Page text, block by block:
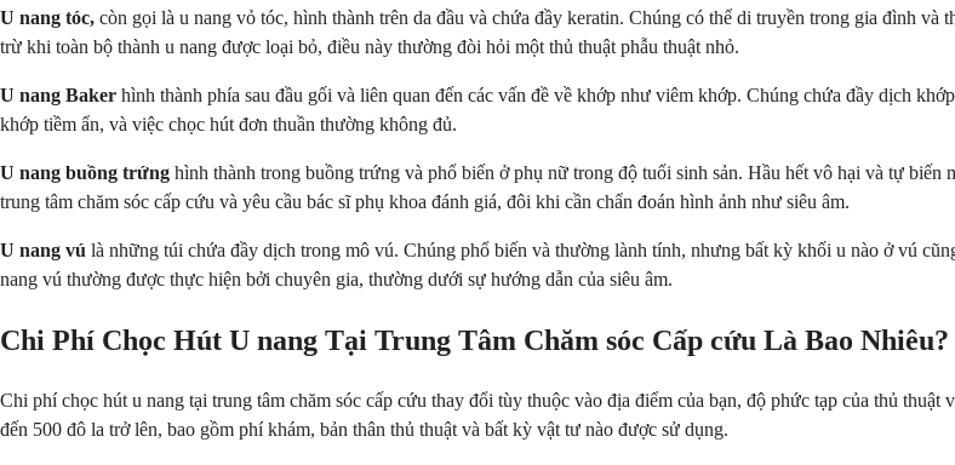
U nang tóc, còn gọi là u nang vỏ tóc, hình thành trên da đầu và chứa đầy keratin. Chúng có thể di truyền trong gia đình
trừ khi toàn bộ thành u nang được loại bỏ, điều này thường đòi hỏi một thủ thuật phẫu thuật nhỏ.
U nang Baker hình thành phía sau đầu gối và liên quan đến các vấn đề về khớp như viêm khớp. Chúng chứa đầy dịch
khớp tiềm ẩn, và việc chọc hút đơn thuần thường không đủ.
U nang buồng trứng hình thành trong buồng trứng và phổ biến ở phụ nữ trong độ tuổi sinh sản. Hầu hết vô hại và tự
trung tâm chăm sóc cấp cứu và yêu cầu bác sĩ phụ khoa đánh giá, đôi khi cần chẩn đoán hình ảnh như siêu âm.
U nang vú là những túi chứa đầy dịch trong mô vú. Chúng phổ biến và thường lành tính, nhưng bất kỳ khối u nào ở vú
nang vú thường được thực hiện bởi chuyên gia, thường dưới sự hướng dẫn của siêu âm.
Chi Phí Chọc Hút U nang Tại Trung Tâm Chăm sóc Cấp cứu Là Bao Nhiêu?
Chi phí chọc hút u nang tại trung tâm chăm sóc cấp cứu thay đổi tùy thuộc vào địa điểm của bạn, độ phức tạp của thủ
đến 500 đô la trở lên, bao gồm phí khám, bản thân thủ thuật và bất kỳ vật tư nào được sử dụng.